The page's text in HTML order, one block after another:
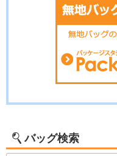
バッグ検索